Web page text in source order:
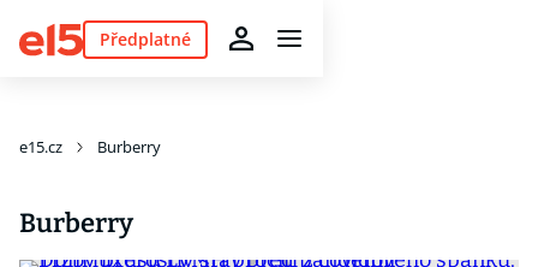
Předplatné
e15.cz Burberry
Burberry